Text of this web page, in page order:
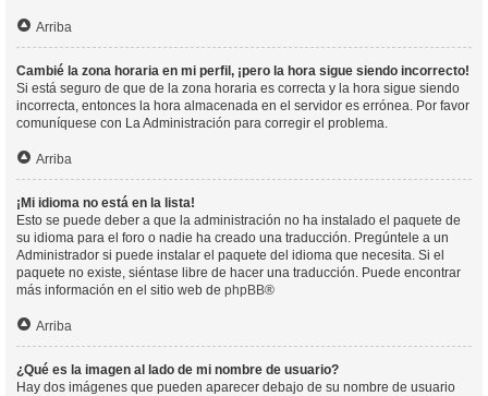
Arriba
Cambié la zona horaria en mi perfil, ¡pero la hora sigue siendo incorrecto!
Si está seguro de que de la zona horaria es correcta y la hora sigue siendo
incorrecta, entonces la hora almacenada en el servidor es errónea. Por favor
comuníquese con La Administración para corregir el problema.
Arriba
¡Mi idioma no está en la lista!
Esto se puede deber a que la administración no ha instalado el paquete de
su idioma para el foro o nadie ha creado una traducción. Pregúntele a un
Administrador si puede instalar el paquete del idioma que necesita. Si el
paquete no existe, siéntase libre de hacer una traducción. Puede encontrar
más información en el sitio web de phpBB®
Arriba
¿Qué es la imagen al lado de mi nombre de usuario?
Hay dos imágenes que pueden aparecer debajo de su nombre de usuario